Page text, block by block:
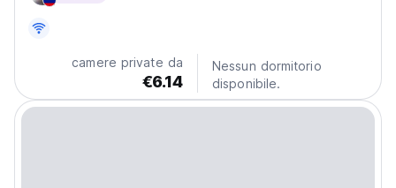
camere private da
€6.14
Nessun dormitorio
disponibile.